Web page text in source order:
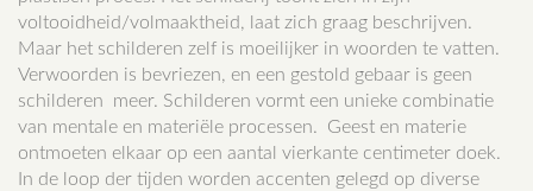
voltooidheid/volmaaktheid, laat zich graag beschrijven.
Maar het schilderen zelf is moeilijker in woorden te vatten.
Verwoorden is bevriezen, en een gestold gebaar is geen
schilderen meer. Schilderen vormt een unieke combinatie
van mentale en materiële processen. Geest en materie
ontmoeten elkaar op een aantal vierkante centimeter doek.
In de loop der tijden worden accenten gelegd op diverse